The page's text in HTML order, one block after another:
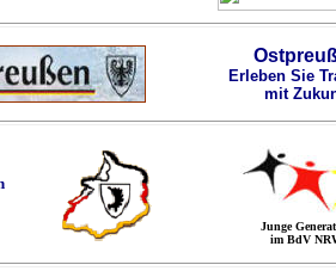
Erleben Sie
mit
Junge
im BdV